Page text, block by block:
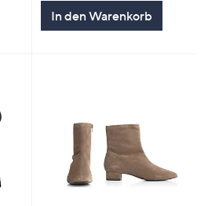
In den Warenkorb